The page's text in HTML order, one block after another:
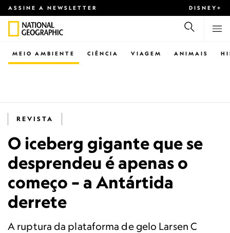
ASSINE A NEWSLETTER DISNEY+
CIÊNCIA VIAGEM ANIMAIS
MEIO AMBIENTE
REVISTA
O iceberg gigante que se
desprendeu é apenas o
começo – a Antártida
derrete
A ruptura da plataforma de gelo Larsen C